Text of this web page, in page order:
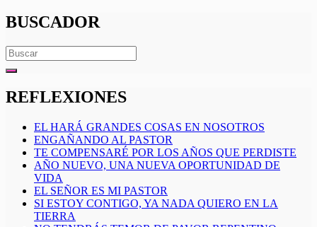
BUSCADOR
Search
for:
REFLEXIONES
EL HARÁ GRANDES COSAS EN NOSOTROS
ENGAÑANDO AL PASTOR
TE COMPENSARÉ POR LOS AÑOS QUE PERDISTE
AÑO NUEVO, UNA NUEVA OPORTUNIDAD DE
VIDA
EL SEÑOR ES MI PASTOR
SI ESTOY CONTIGO, YA NADA QUIERO EN LA
TIERRA